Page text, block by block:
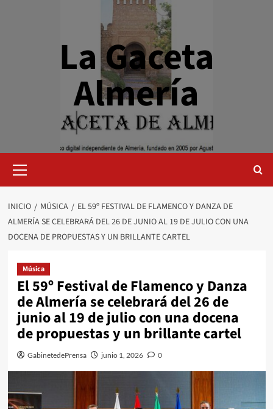
La Gaceta
Almería
primario
INICIO MÚSICA
EL 59º FESTIVAL DE FLAMENCO Y DANZA DE
ALMERÍA SE CELEBRARÁ DEL 26 DE JUNIO AL 19 DE JULIO CON UNA
DOCENA DE PROPUESTAS Y UN BRILLANTE CARTEL
Música
El 59º Festival de Flamenco y Danza
de Almería se celebrará del 26 de
junio al 19 de julio con una docena
de propuestas y un brillante cartel
GabinetedePrensa junio 1, 2026 0